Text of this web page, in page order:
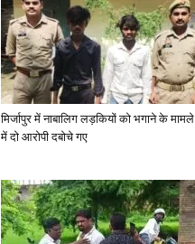
मिर्जापुर में नाबालिग लड़कियों को भगाने के मामले
में दो आरोपी दबोचे गए